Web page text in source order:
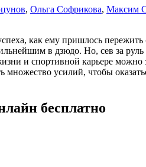
, Ольга Софрикова, Максим
как ему пришлось
в дзюдо. Но, сев за
и спортивной карьере
усилий, чтобы
бесплатно